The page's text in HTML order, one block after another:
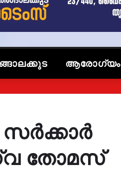
ആരോഗ്യം
തോമസ്